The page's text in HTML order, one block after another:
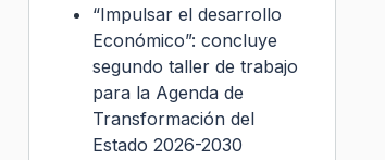
“Impulsar el desarrollo
Económico”: concluye
segundo taller de trabajo
para la Agenda de
Transformación del
Estado 2026-2030